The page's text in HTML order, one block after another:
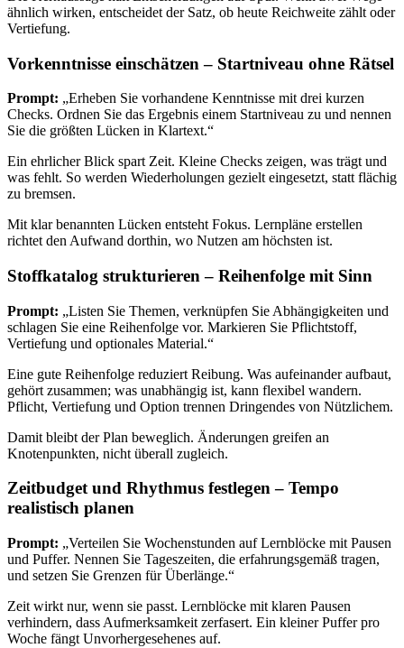
ähnlich wirken, entscheidet der Satz, ob heute Reichweite zählt oder
Vertiefung.
Vorkenntnisse einschätzen – Startniveau ohne Rätsel
Prompt: „Erheben Sie vorhandene Kenntnisse mit drei kurzen
Checks. Ordnen Sie das Ergebnis einem Startniveau zu und nennen
Sie die größten Lücken in Klartext.“
Ein ehrlicher Blick spart Zeit. Kleine Checks zeigen, was trägt und
was fehlt. So werden Wiederholungen gezielt eingesetzt, statt flächig
zu bremsen.
Mit klar benannten Lücken entsteht Fokus. Lernpläne erstellen
richtet den Aufwand dorthin, wo Nutzen am höchsten ist.
Stoffkatalog strukturieren – Reihenfolge mit Sinn
Prompt: „Listen Sie Themen, verknüpfen Sie Abhängigkeiten und
schlagen Sie eine Reihenfolge vor. Markieren Sie Pflichtstoff,
Vertiefung und optionales Material.“
Eine gute Reihenfolge reduziert Reibung. Was aufeinander aufbaut,
gehört zusammen; was unabhängig ist, kann flexibel wandern.
Pflicht, Vertiefung und Option trennen Dringendes von Nützlichem.
Damit bleibt der Plan beweglich. Änderungen greifen an
Knotenpunkten, nicht überall zugleich.
Zeitbudget und Rhythmus festlegen – Tempo
realistisch planen
Prompt: „Verteilen Sie Wochenstunden auf Lernblöcke mit Pausen
und Puffer. Nennen Sie Tageszeiten, die erfahrungsgemäß tragen,
und setzen Sie Grenzen für Überlänge.“
Zeit wirkt nur, wenn sie passt. Lernblöcke mit klaren Pausen
verhindern, dass Aufmerksamkeit zerfasert. Ein kleiner Puffer pro
Woche fängt Unvorhergesehenes auf.